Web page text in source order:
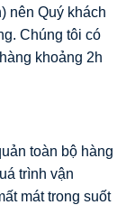
nên Quý khách
Chúng tôi có
khoảng 2h
toàn bộ hàng
trình vận
mát trong suốt